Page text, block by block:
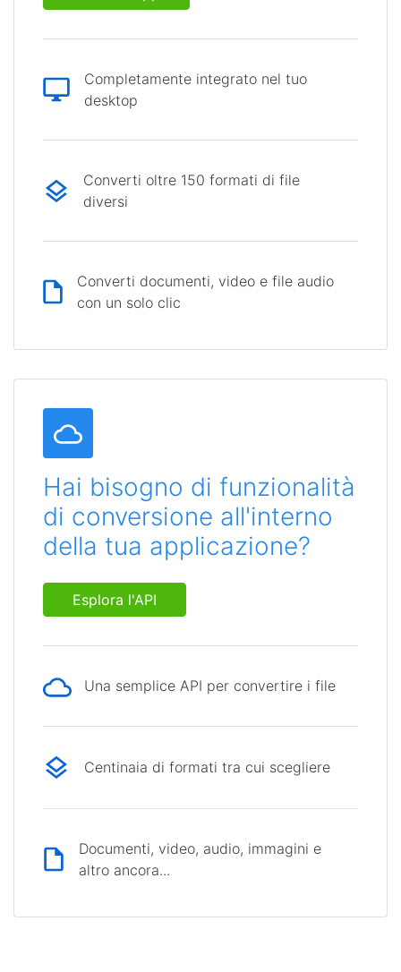
Completamente integrato nel tuo
desktop
Converti oltre 150 formati di file
diversi
Converti documenti, video e file audio
con un solo clic
Hai bisogno di funzionalità
di conversione all'interno
della tua applicazione?
Esplora l'API
Una semplice API per convertire i file
Centinaia di formati tra cui scegliere
Documenti, video, audio, immagini e
altro ancora...